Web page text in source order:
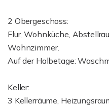
2 Obergeschoss:
Flur, Wohnküche,
Wohnzimmer.
Auf der Halbetage:
Keller:
3 Kellerräume,